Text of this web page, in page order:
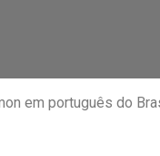
em português do